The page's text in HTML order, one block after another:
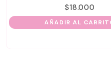
$18.000
AÑADIR AL